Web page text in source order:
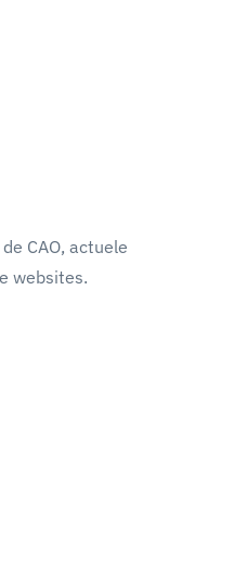
CAO, actuele
websites.